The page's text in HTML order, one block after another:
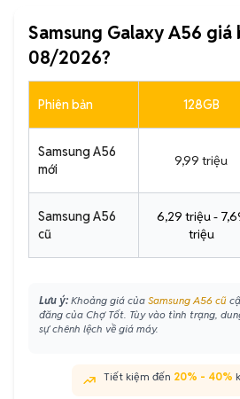
Samsung Galaxy A56 giá
08/2026?
Phiên bản 128GB
Samsung A56
mới
9,99 triệu
Samsung A56
cũ
6,29 triệu -
triệu
Lưu ý: Khoảng giá của Samsung A56 cũ
đăng của Chợ Tốt. Tùy vào tình trạng,
sự chênh lệch về giá máy.
Tiết kiệm đến 20% - 40%